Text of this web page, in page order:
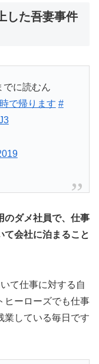
した吾妻事件
でに読むん
で帰ります #
のダメ社員で、仕事
て会社に泊まること
て仕事に対する自
ヒーローズでも仕事
業している毎日です